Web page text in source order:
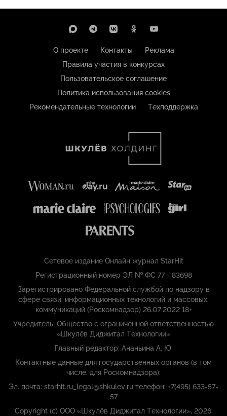
О проекте Контакты
Реклама
Правила участия в конкурсах
Пользовательское соглашение
Политика использования cookies
Рекомендательные технологии
Техподдержка
Сетевое издание Онлайн журнал StarHit
Регистрационный номер ЭЛ № ФС 77 - 83698
Зарегистрировано Федеральной службой по надзору в
сфере связи, информационных технологий и массовых,
коммуникаций (Роскомнадзор) 26.07.2022 18+
Учредитель: Общество с ограниченной ответственностью
«Шкулёв Диджитал Технологии»
Главный редактор: Ананьина А. Ю.
Контактные данные для государственных органов (в том
числе, для Роскомнадзора):
Эл. почта: starhit.ru_legal@shkulev.ru телефон: +7(495) 633-57-
57
Copyright (с) ООО «Шкулёв Диджитал Технологии», 2026.